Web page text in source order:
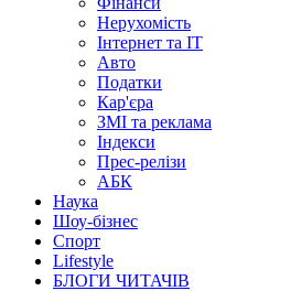
Нерухомість
Інтернет та IT
Авто
Податки
Кар'єра
ЗМІ та реклама
Індекси
Прес-релізи
АБК
Наука
Шоу-бізнес
Спорт
Lifestyle
БЛОГИ ЧИТАЧІВ